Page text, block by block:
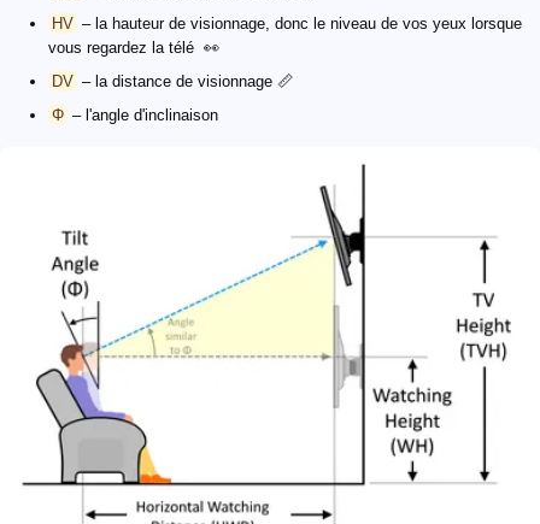
HV – la hauteur de visionnage, donc le niveau de vos yeux lorsque
vous regardez la télé 👀
DV – la distance de visionnage 📏
Φ – l'angle d'inclinaison